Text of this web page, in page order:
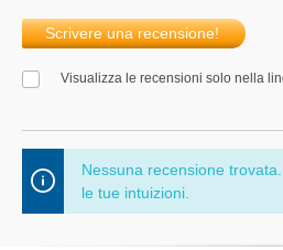
Scrivere una recensione!
Visualizza le recensioni solo nella
Nessuna recensione
le tue intuizioni.